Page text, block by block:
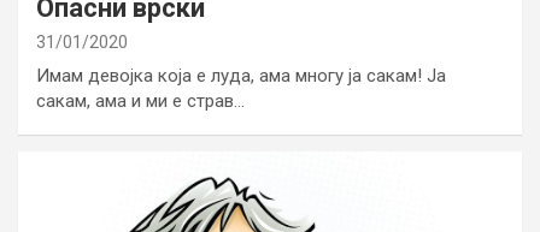
Опасни врски
31/01/2020
Имам девојка која е луда, ама многу ја сакам! Ја
сакам, ама и ми е страв…